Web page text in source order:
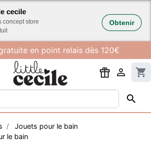
cecile
concept store
Obtenir
en point relais dès 120€
 shopping_cart

Jouets pour le bain
le bain